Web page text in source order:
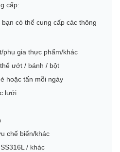
cấp:
có thể cung cấp các thông
phụ gia thực phẩm/khác
ướt / bánh / bột
hoặc tấn mỗi ngày
lưới
chế biến/khác
/ khác